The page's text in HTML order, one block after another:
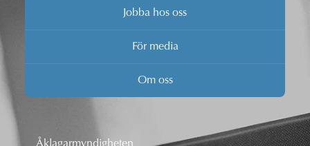
Jobba hos oss
För media
Om oss
Åklagarmyndigheten